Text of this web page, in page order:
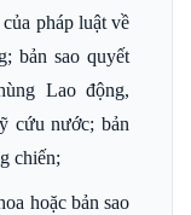
pháp luật về
bản sao quyết
Lao động,
cứu nước; bản
chiến;
hoặc bản sao